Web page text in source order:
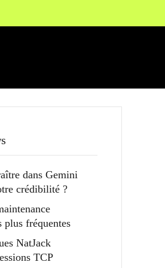
dans Gemini
crédibilité ?
fréquentes
NatJack
TCP